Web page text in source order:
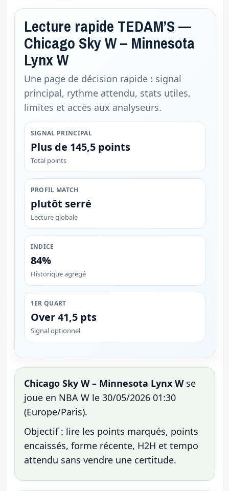
Lecture rapide TEDAM’S —
Chicago Sky W – Minnesota
Lynx W
Une page de décision rapide : signal
principal, rythme attendu, stats utiles,
limites et accès aux analyseurs.
SIGNAL PRINCIPAL
Plus de 145,5 points
Total points
PROFIL MATCH
plutôt serré
Lecture globale
INDICE
84%
Historique agrégé
1ER QUART
Over 41,5 pts
Signal optionnel
Chicago Sky W – Minnesota Lynx Wse
joue en NBA W le 30/05/2026 01:30
(Europe/Paris).
Objectif : lire les points marqués, points
encaissés, forme récente, H2H et tempo
attendu sans vendre une certitude.